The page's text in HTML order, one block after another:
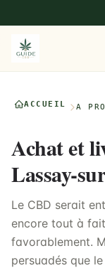
ACCUEIL À
Achat et
Lassay-
Le CBD serait
encore tout à
favorablement.
persuadés que